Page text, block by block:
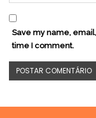
Save my name,
time I comment.